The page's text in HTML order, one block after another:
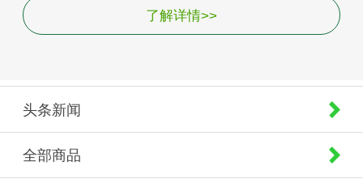
了解详情>>
头条新闻
全部商品